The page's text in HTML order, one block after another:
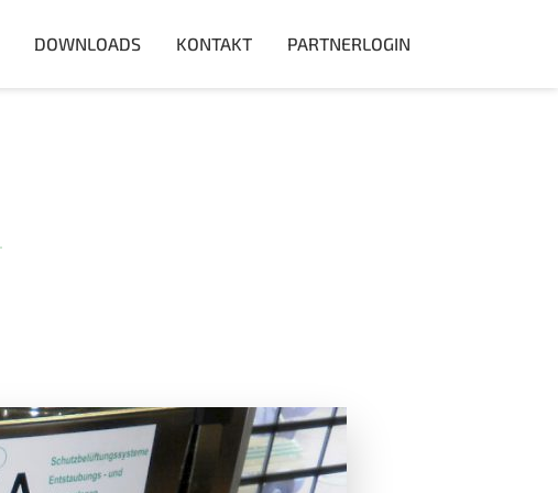
DOWNLOADS KONTAKT PARTNERLOGIN